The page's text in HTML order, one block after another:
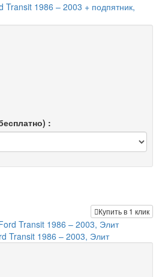
Transit 1986 – 2003 + подпятник,
:
Купить в 1 клик
Transit 1986 – 2003, Элит